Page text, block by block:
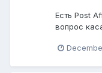
Есть Post
вопрос